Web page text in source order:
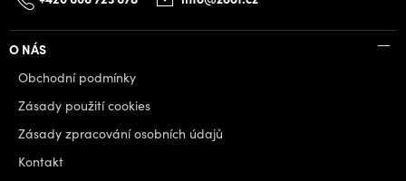
O NÁS
Obchodní podmínky
Zásady použití cookies
Zásady zpracování osobních údajů
Kontakt